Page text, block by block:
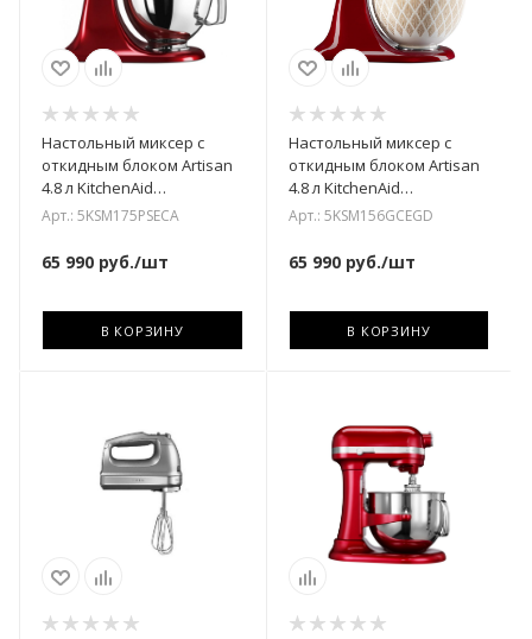
Настольный миксер с
откидным блоком Artisan
4.8 л KitchenAid
5KSM175PSECA
Арт.: 5KSM175PSECA
65 990 руб./шт
В КОРЗИНУ
Настольный миксер с
откидным блоком Artisan
4.8 л KitchenAid
5KSM156GCEGD
Арт.: 5KSM156GCEGD
65 990руб./шт
В КОРЗИНУ